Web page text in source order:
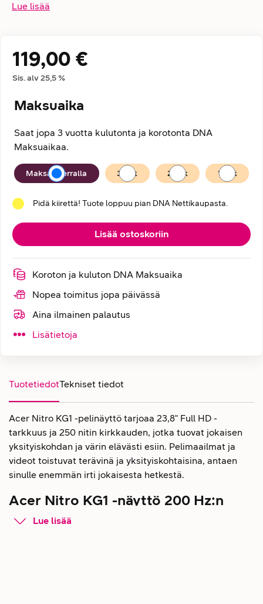
Lue lisää
Hintatiedot
119,00 €
Sis. alv25,5 %
Maksuaika
Saat jopa 3 vuotta kulutonta ja korotonta DNA
Maksuaikaa.
Maksuaika
Maksan kerralla 36 kk 24 kk 12 kk
Pidä kiirettä! Tuote loppuu pian DNA Nettikaupasta.
Lisää ostoskoriin
Koroton ja kuluton DNA Maksuaika
Nopea toimitus jopa päivässä
Aina ilmainen palautus
Lisätietoja
TuotetiedotTekniset tiedot
Acer Nitro KG1 -pelinäyttö tarjoaa 23,8" Full HD -
tarkkuus ja 250 nitin kirkkauden, jotka tuovat jokaisen
yksityiskohdan ja värin elävästi esiin. Pelimaailmat ja
videot toistuvat terävinä ja yksityiskohtaisina, antaen
sinulle enemmän irti jokaisesta hetkestä.
Acer Nitro KG1 -näyttö 200 Hz:n
virkistystaajuudella ja 0,5 ms:n
Lue lisää